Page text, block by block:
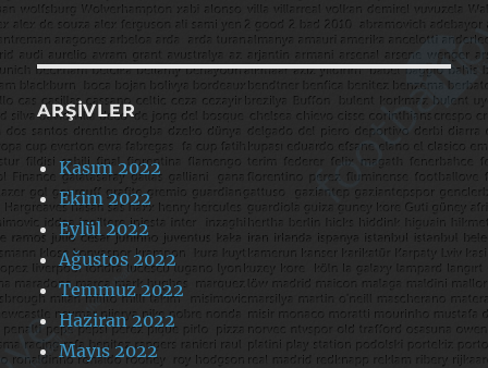
ARŞIVLER
Kasım 2022
Ekim 2022
Eylül 2022
Ağustos 2022
Temmuz 2022
Haziran 2022
Mayıs 2022